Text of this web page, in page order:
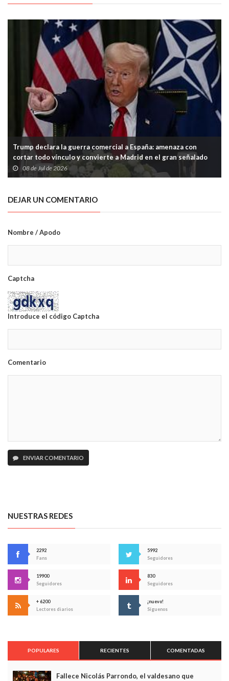
Trump declara la guerra comercial a España: amenaza con
cortar todo vínculo y convierte a Madrid en el gran señalado
de la OTAN
08 de Jul de 2026
DEJAR UN COMENTARIO
Nombre / Apodo
Captcha
Introduce el código Captcha
Comentario
ENVIAR COMENTARIO
NUESTRAS REDES
2292
Fans
5992
Seguidores
19900
Seguidores
830
Seguidores
+ 6200
Lectores diarios
¡nuevo!
Síguenos
POPULARES RECIENTES COMENTADAS
Fallece Nicolás Parrondo, el valdesano que